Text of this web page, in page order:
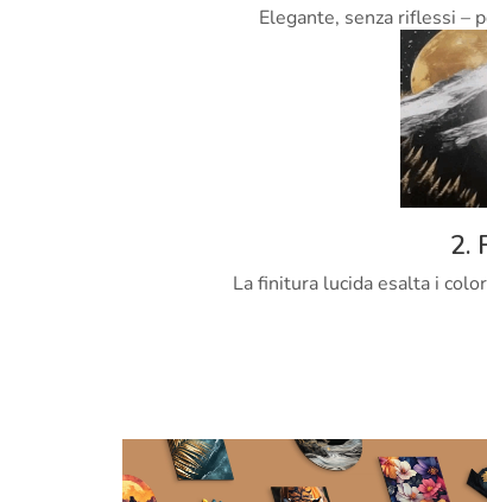
Elegante, senza riflessi –
2.
La finitura lucida esalta i